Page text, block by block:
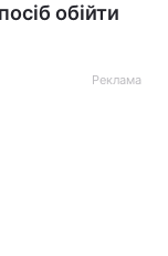
обійти
Реклама